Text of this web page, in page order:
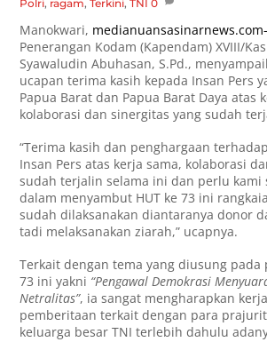
Polri, ragam,Terkini,TNI 0
Manokwari, medianuansasinarnews.com-
Penerangan Kodam (Kapendam) XVIII/
Syawaludin Abuhasan, S.Pd.,
ucapan terima kasih kepada Insan Pers
Papua Barat dan Papua Barat Daya atas
kolaborasi dan sinergitas yang sudah
“Terima kasih dan penghargaan
Insan Pers atas kerja sama, kolaborasi
sudah terjalin selama ini dan perlu kami
dalam menyambut HUT ke 73 ini
sudah dilaksanakan diantaranya donor
tadi melaksanakan ziarah,” ucapnya.
Terkait dengan tema yang diusung pada
73 ini yakni “Pengawal Demokrasi
Netralitas”, ia sangat mengharapkan
pemberitaan terkait dengan para
keluarga besar TNI terlebih dahulu